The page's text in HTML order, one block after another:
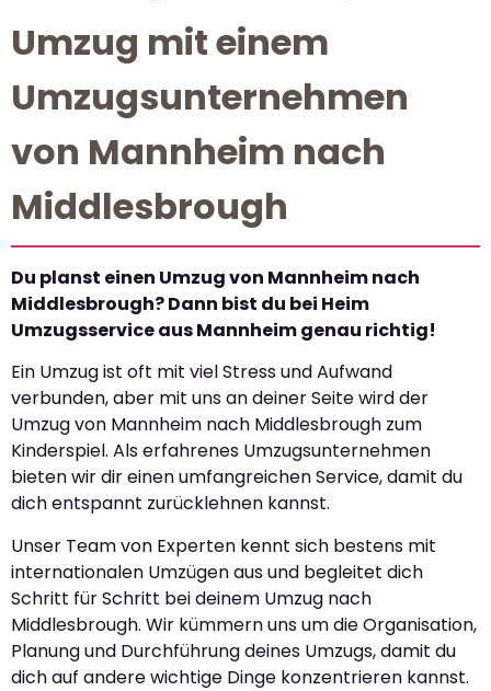
Umzug mit einem
Umzugsunternehmen
von Mannheim nach
Middlesbrough
Du planst einen Umzug von Mannheim nach
Middlesbrough? Dann bist du bei Heim
Umzugsservice aus Mannheim genau richtig!
Ein Umzug ist oft mit viel Stress und Aufwand
verbunden, aber mit uns an deiner Seite wird der
Umzug von Mannheim nach Middlesbrough zum
Kinderspiel. Als erfahrenes Umzugsunternehmen
bieten wir dir einen umfangreichen Service, damit du
dich entspannt zurücklehnen kannst.
Unser Team von Experten kennt sich bestens mit
internationalen Umzügen aus und begleitet dich
Schritt für Schritt bei deinem Umzug nach
Middlesbrough. Wir kümmern uns um die Organisation,
Planung und Durchführung deines Umzugs, damit du
dich auf andere wichtige Dinge konzentrieren kannst.